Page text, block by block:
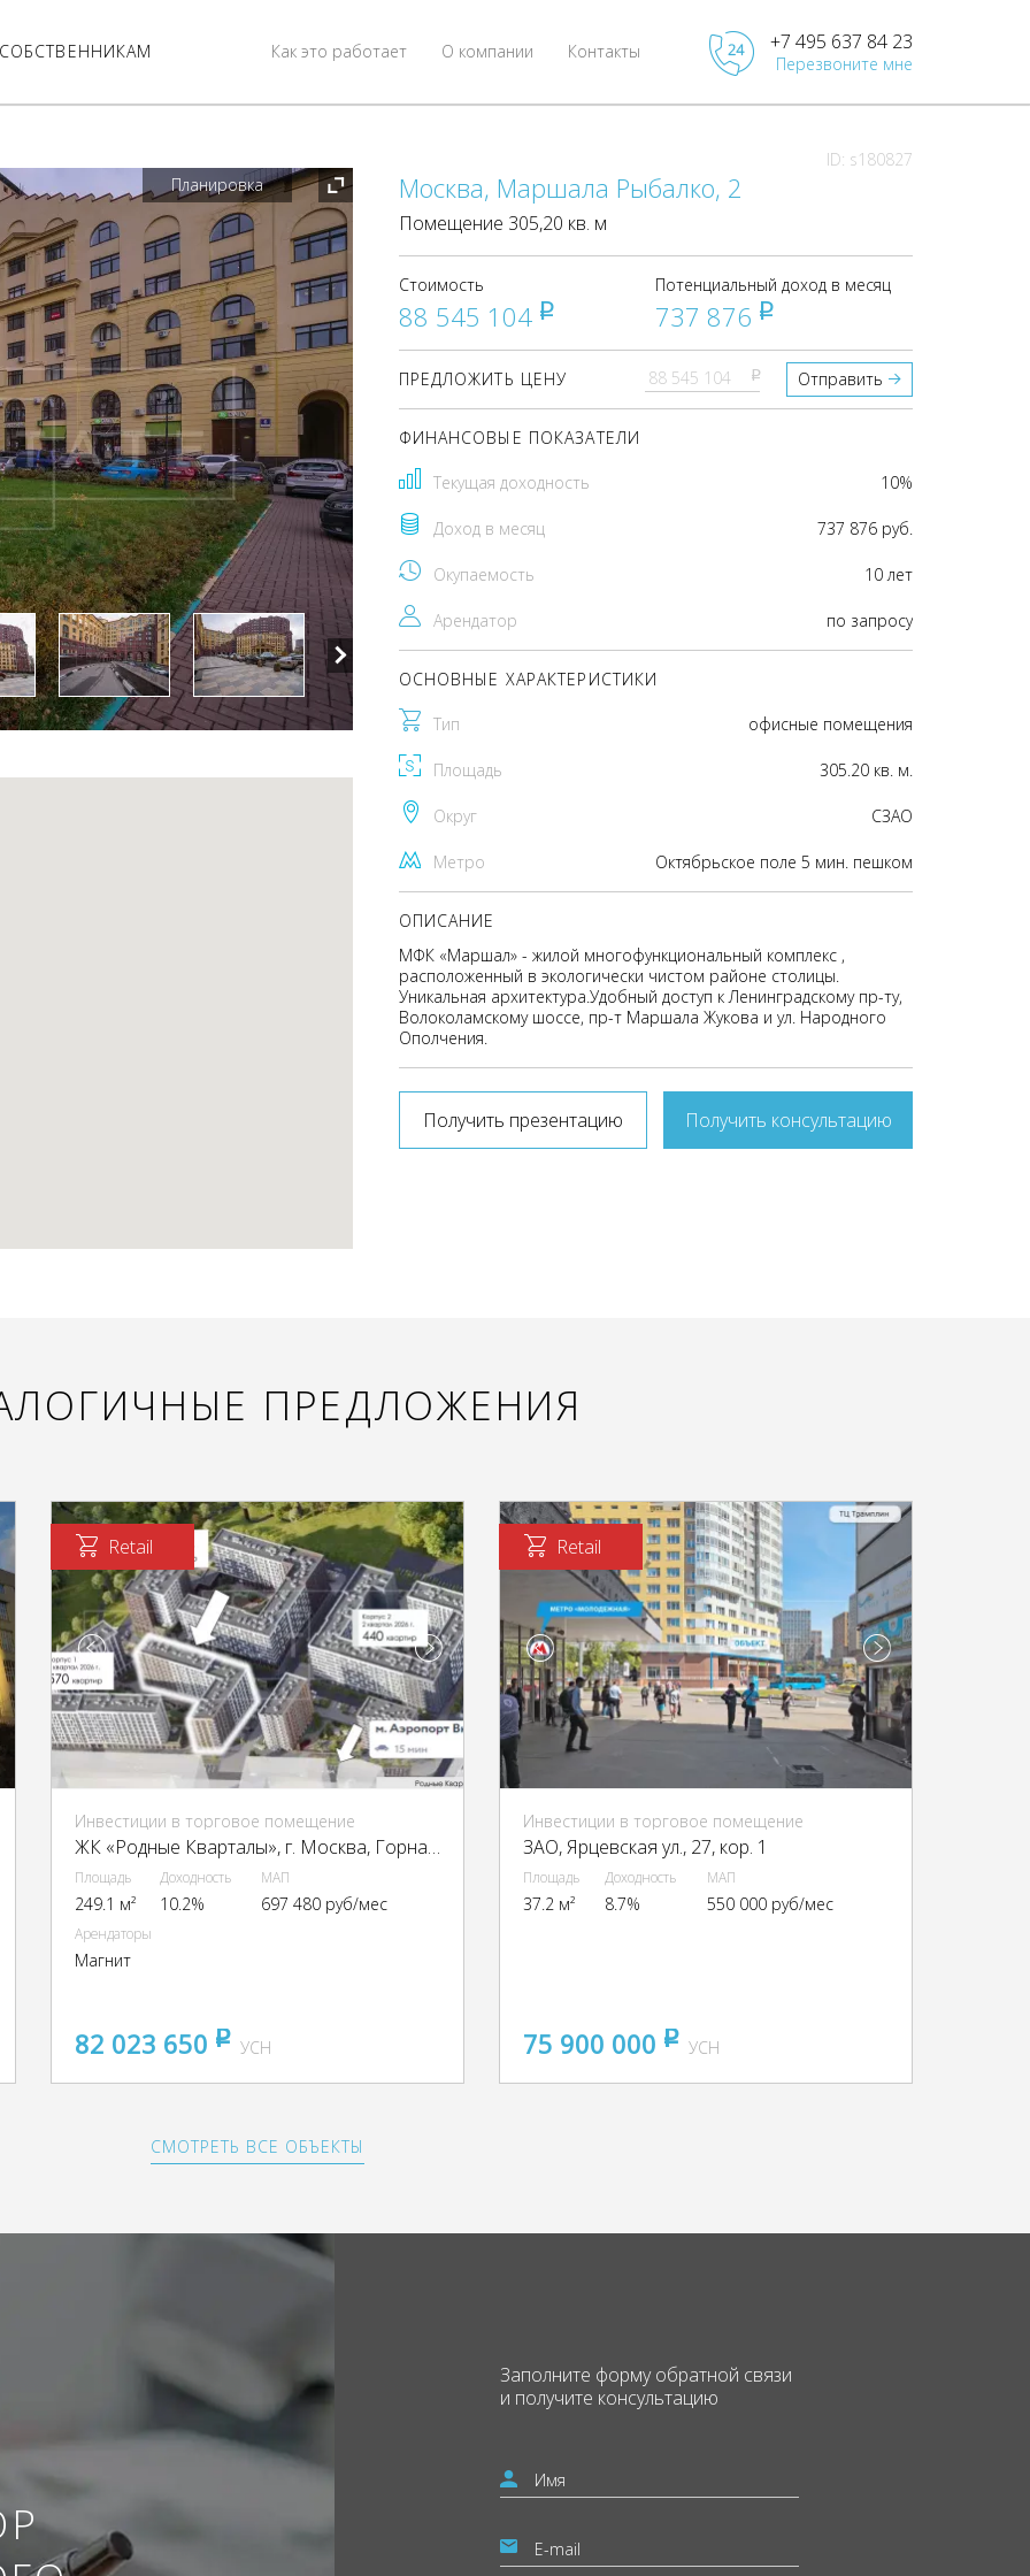
Контакты
О компании
Как это работает +7 495 637 84 23
Перезвоните мне
ID: s180827
Планировка
Москва, Маршала Рыбалко, 2
Помещение 305,20 кв. м
Стоимость
88 545 104 pуб
Потенциальный доход в месяц
737 876 pуб
ПРЕДЛОЖИТЬ ЦЕНУ pуб Отправить
ФИНАНСОВЫЕ ПОКАЗАТЕЛИ
Текущая доходность 10%
Доход в месяц 737 876 руб.
Окупаемость 10 лет
Арендатор по запросу
ОСНОВНЫЕ ХАРАКТЕРИСТИКИ
Тип офисные помещения
Площадь 305.20 кв. м.
Округ CЗАО
Метро Октябрьское поле 5 мин. пешком
ОПИСАНИЕ
МФК «Маршал» - жилой многофункциональный комплекс ,
расположенный в экологически чистом районе столицы.
Уникальная архитектура.Удобный доступ к Ленинградскому пр-ту,
Волоколамскому шоссе, пр-т Маршала Жукова и ул. Народного
Ополчения.
Получить презентацию Получить консультацию
ПРЕДЛОЖЕНИЯ
Retail
Инвестиции в торговое помещение
ЖК «Родные Кварталы», г. Москва, Горная ул., 33, ЖК «Родные Кварталы», к. 3.3
Площадь
249.1 м²
Доходность
10.2%
МАП
697 480 руб/мес
Арендаторы
Магнит
82 023 650 pуб
УСН
Retail
Инвестиции в торговое помещение
ЗАО, Ярцевская ул., 27, кор. 1
Площадь
37.2 м²
Доходность
8.7%
МАП
550 000 руб/мес
75 900 000 pуб
УСН
СМОТРЕТЬ ВСЕ ОБЪЕКТЫ
Заполните формуобратной связи
и получите консультацию